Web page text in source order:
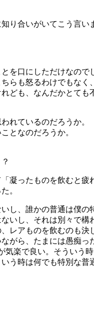
り合いがいてこう言い
を口にしただけなので
らも怒るわけでもなく
ども、なんだかとても
れているのだろうか。
となのだろうか。
凝ったものを飲むと疲
。
し、誰かの普通は僕の
いし、それは別々で構
レアものを飲むのも決
がら、たまには愚痴っ
気楽で良い。そういう
う時は何でも特別な普